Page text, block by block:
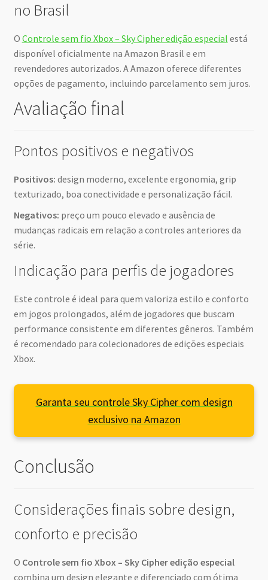
no Brasil
O Controle sem fio Xbox – Sky Cipher edição especial está
disponível oficialmente na Amazon Brasil e em
revendedores autorizados. A Amazon oferece diferentes
opções de pagamento, incluindo parcelamento sem juros.
Avaliação final
Pontos positivos e negativos
Positivos: design moderno, excelente ergonomia, grip
texturizado, boa conectividade e personalização fácil.
Negativos: preço um pouco elevado e ausência de
mudanças radicais em relação a controles anteriores da
série.
Indicação para perfis de jogadores
Este controle é ideal para quem valoriza estilo e conforto
em jogos prolongados, além de jogadores que buscam
performance consistente em diferentes gêneros. Também
é recomendado para colecionadores de edições especiais
Xbox.
Garanta seu controle Sky Cipher com design
exclusivo na Amazon
Conclusão
Considerações finais sobre design,
conforto e precisão
O Controle sem fio Xbox – Sky Cipher edição especial
combina um design elegante e diferenciado com ótima